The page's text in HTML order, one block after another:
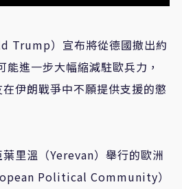
Trump）宣布將從德國撤出約
進一步大幅縮減駐歐兵力，
伊朗戰爭中不願提供支援的懲
里溫（Yerevan）舉行的歐洲
Political Community）